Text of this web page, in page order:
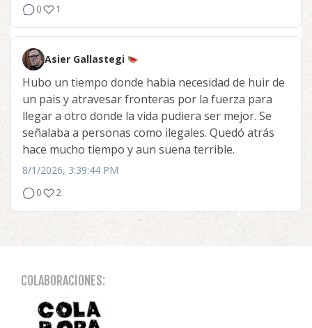
0
1
Asier Gallastegi
Hubo un tiempo donde habia necesidad de huir de
un pais y atravesar fronteras por la fuerza para
llegar a otro donde la vida pudiera ser mejor. Se
señalaba a personas como ilegales. Quedó atrás
hace mucho tiempo y aun suena terrible.
8/1/2026, 3:39:44 PM
0
2
COLABORACIONES: